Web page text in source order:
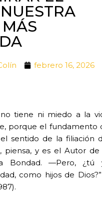
febrero 16, 2026
tiene ni miedo a la
porque el fundamento
sentido de la filiación
piensa, y es el Autor
Bondad. —Pero, ¿tú
como hijos de Dios?”